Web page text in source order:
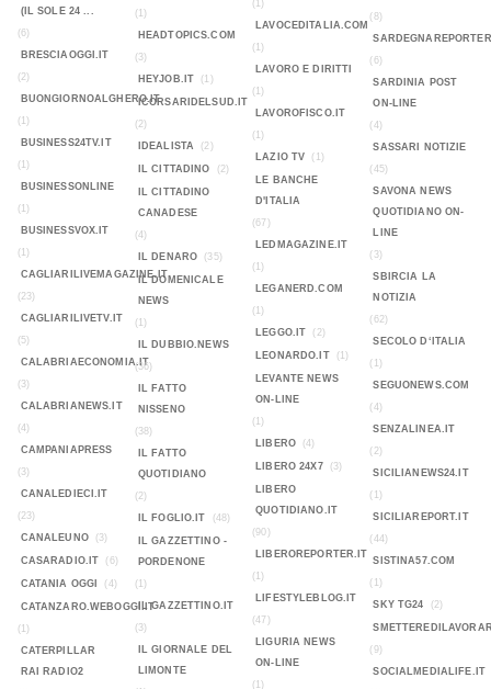
(IL SOLE 24 ...
(6)
BRESCIAOGGI.IT
(2)
BUONGIORNOALGHERO.IT
(1)
BUSINESS24TV.IT
(1)
BUSINESSONLINE
(1)
BUSINESSVOX.IT
(1)
CAGLIARILIVEMAGAZINE.IT
(23)
CAGLIARILIVETV.IT
(5)
CALABRIAECONOMIA.IT
(3)
CALABRIANEWS.IT
(4)
CAMPANIAPRESS
(3)
CANALEDIECI.IT
(23)
CANALEUNO
(3)
CASARADIO.IT (6)
CATANIA OGGI (4)
CATANZARO.WEBOGGI.IT
(1)
CATERPILLAR
RAI RADIO2
(1)
HEADTOPICS.COM
(3)
HEYJOB.IT
(1)
ICORSARIDELSUD.IT
(2)
IDEALISTA
(2)
IL CITTADINO (2)
IL CITTADINO
CANADESE
(4)
IL DENARO
(35)
IL DOMENICALE
NEWS
(1)
IL DUBBIO.NEWS
(36)
IL FATTO
NISSENO
(38)
IL FATTO
QUOTIDIANO
(2)
IL FOGLIO.IT
(48)
IL GAZZETTINO -
PORDENONE
(1)
IL GAZZETTINO.IT
(3)
IL GIORNALE DEL
LIMONTE
(1)
LAVOCEDITALIA.COM
(1)
LAVORO E DIRITTI
(1)
LAVOROFISCO.IT
(1)
LAZIO TV
(1)
LE BANCHE
D'ITALIA
(67)
LEDMAGAZINE.IT
(1)
LEGANERD.COM
(1)
LEGGO.IT
(2)
LEONARDO.IT (1)
LEVANTE NEWS
ON-LINE
(1)
LIBERO
(4)
LIBERO 24X7 (3)
LIBERO
QUOTIDIANO.IT
(90)
LIBEROREPORTER.IT
(1)
LIFESTYLEBLOG.IT
(47)
LIGURIA NEWS
ON-LINE
(1)
(8)
(6)
SARDINIA POST
ON-LINE
(4)
SASSARI NOTIZIE
(45)
SAVONA NEWS
QUOTIDIANO ON-
LINE
(3)
SBIRCIA LA
NOTIZIA
(62)
SECOLO D‘ITALIA
(1)
SEGUONEWS.COM
(4)
SENZALINEA.IT
(2)
SICILIANEWS24.IT
(1)
SICILIAREPORT.IT
(44)
SISTINA57.COM
(1)
SKY TG24
(2)
(9)
SOCIALMEDIALIFE.IT